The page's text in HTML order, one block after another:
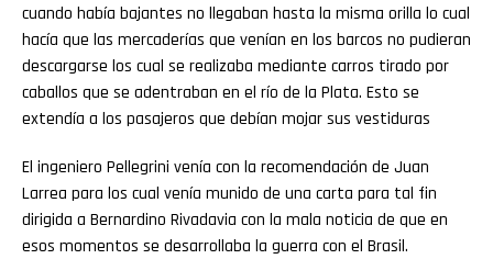
cuando había bajantes no llegaban hasta la misma orilla lo cual
hacía que las mercaderías que venían en los barcos no pudieran
descargarse los cual se realizaba mediante carros tirado por
caballos que se adentraban en el río de la Plata. Esto se
extendía a los pasajeros que debían mojar sus vestiduras
El ingeniero Pellegrini venía con la recomendación de Juan
Larrea para los cual venía munido de una carta para tal fin
dirigida a Bernardino Rivadavia con la mala noticia de que en
esos momentos se desarrollaba la guerra con el Brasil.